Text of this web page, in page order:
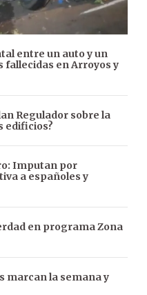
entre un auto y un
fallecidas en Arroyos y
Regulador sobre la
edificios?
Imputan por
a españoles y
en programa Zona
marcan la semana y